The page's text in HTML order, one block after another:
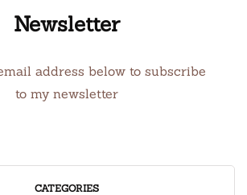
Newsletter
address below to subscribe
to my newsletter
CATEGORIES